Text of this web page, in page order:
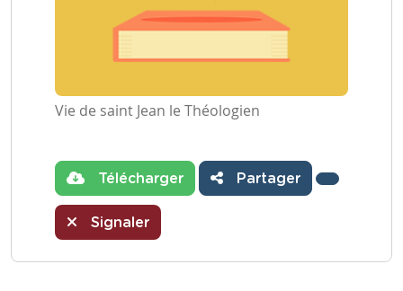
Vie de saint Jean le Théologien
Télécharger Partager
Signaler